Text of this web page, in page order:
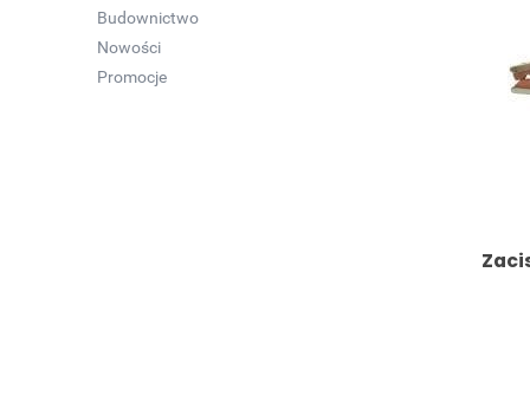
Budownictwo
Nowości
Promocje